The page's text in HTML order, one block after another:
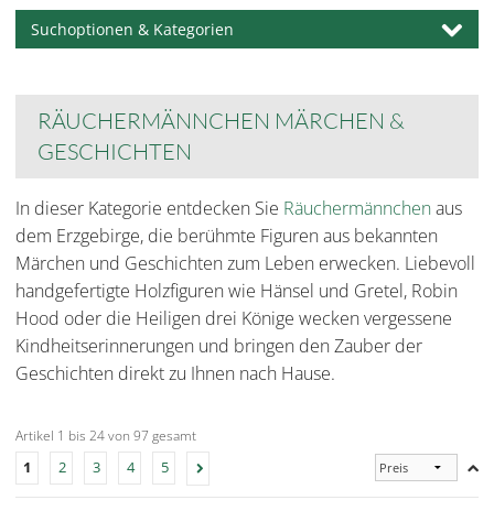
Suchoptionen & Kategorien
RÄUCHERMÄNNCHEN MÄRCHEN &
GESCHICHTEN
In dieser Kategorie entdecken Sie Räuchermännchenaus
dem Erzgebirge, die berühmte Figuren aus bekannten
Märchen und Geschichten zum Leben erwecken. Liebevoll
handgefertigte Holzfiguren wie Hänsel und Gretel, Robin
Hood oder die Heiligen drei Könige wecken vergessene
Kindheitserinnerungen und bringen den Zauber der
Geschichten direkt zu Ihnen nach Hause.
Artikel 1 bis 24 von 97 gesamt
1
2 3 4 5